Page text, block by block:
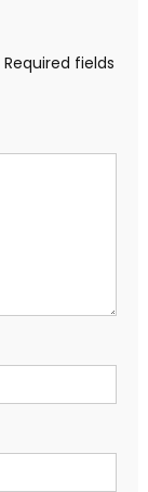
Required fields